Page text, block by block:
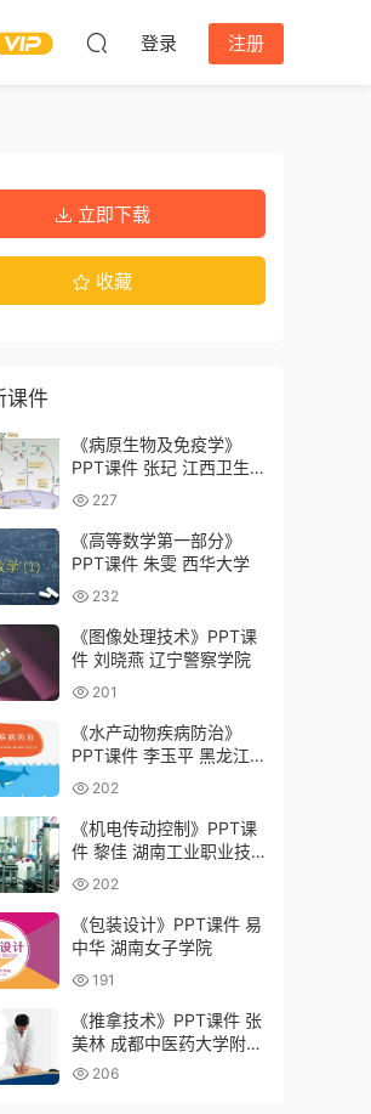
登录 注册
立即下载
收藏
课件
《病原生物及免疫学》
PPT课件 张玘 江西卫生
职业学院
227
《高等数学第一部分》
PPT课件 朱雯 西华大学
232
《图像处理技术》PPT课
件 刘晓燕 辽宁警察学院
201
《水产动物疾病防治》
PPT课件 李玉平 黑龙江
农业工程职业学院
202
《机电传动控制》PPT课
件 黎佳 湖南工业职业技
术学院
202
《包装设计》PPT课件 易
中华 湖南女子学院
191
《推拿技术》PPT课件 张
美林 成都中医药大学附属
医院针灸学校（四川省针
206